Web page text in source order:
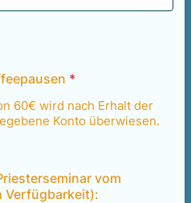
*
60€ wird nach Erhalt der
Konto überwiesen.
vom
Verfügbarkeit):